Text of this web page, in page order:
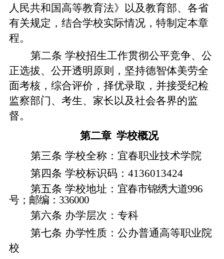
人民共和国高等教育法》以及教育部、各省
有关规定，结合学校实际情况，特制定本章
程。
第二条 学校招生工作贯彻公平竞争、公
正选拔、公开透明原则，坚持德智体美劳全
面考核，综合评价，择优录取，并接受纪检
监察部门、考生、家长以及社会各界的监
督。
第二章 学校概况
第三条 学校全称：宜春职业技术学院
第四条 学校标识码：4136013424
第五条 学校地址： 宜春市锦绣大道996
号；邮编：336000
第六条 办学层次：专科
第七条 办学性质：公办普通高等职业院
校